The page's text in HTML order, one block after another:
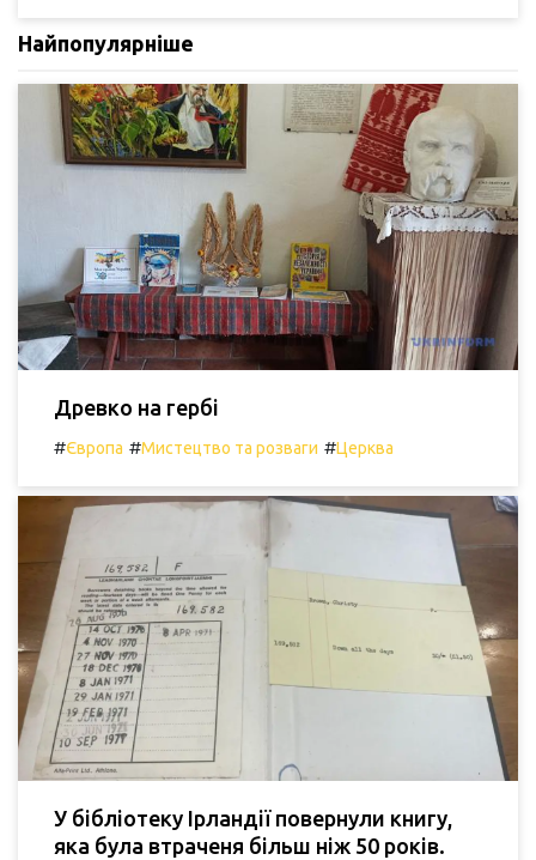
Найпопулярніше
Древко на гербі
#Європа #Мистецтво та розваги #Церква
У бібліотеку Ірландії повернули книгу,
яка була втраченя більш ніж 50 років.